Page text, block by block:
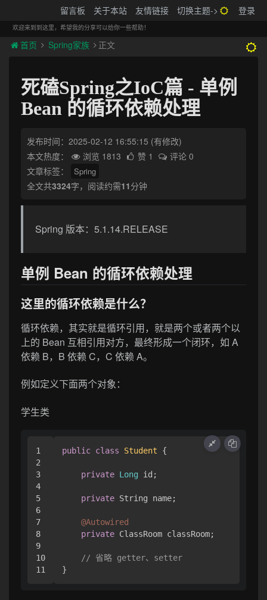
留言板 关于本站 友情链接 切换主题-> 登录
欢迎来到到这里，希望我的分享可以给你一些帮助！
首页 Spring家族 正文
死磕Spring之IoC篇 - 单例
Bean 的循环依赖处理
发布时间：2025-02-12 16:55:15 (有修改)
本文热度：
浏览 1813 赞 1
评论 0
文章标签：
Spring
全文共3324字，阅读约需11分钟
Spring 版本：5.1.14.RELEASE
单例 Bean 的循环依赖处理
这里的循环依赖是什么？
循环依赖，其实就是循环引用，就是两个或者两个以
上的 Bean 互相引用对方，最终形成一个闭环，如 A
依赖 B，B 依赖 C，C 依赖 A。
例如定义下面两个对象：
学生类
1
2
3
4
5
6
7
8
9
10
public class Student {
private Long id;
private String name;
@Autowired
private ClassRoom classRoom;
// 省略 getter、setter
}